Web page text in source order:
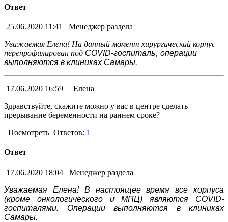
Ответ
25.06.2020 11:41
Менеджер раздела
Уважаемая Елена! На данный момент хирургический корпус
перепрофилирован под COVID-госпиталь операции
выполняются в клиниках Самары.
17.06.2020 16:59
Елена
Здравствуйте, скажите можно у вас в центре сделать
прерывание беременности на раннем сроке?
Посмотреть Ответов: 1
Ответ
17.06.2020 18:04
Менеджер раздела
Уважаемая Елена! В настоящее время все корпуса
(кроме онкологического и МПЦ) являются COVID-
госпиталями. Операции выполняются в клиниках
Самары.